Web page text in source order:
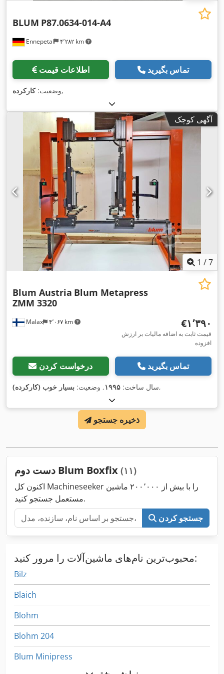
Ennepetal ۴٬۲۸۲ km
BLUM P87.0634-014-A4
اطلاعات قیمت تماس بگیرید
وضعیت:کارکرده ,
آگهی کوچک
1 /7
Malax ۴٬۰۶۷ km
Blum Austria Blum Metapress
ZMM 3320
‎€۱٬۳۹۰
قیمت ثابت به اضافه مالیات بر ارزش
افزوده
درخواست کردن تماس بگیرید
سال ساخت: ۱۹۹۵, وضعیت: بسیار خوب (کارکرده) ,
ذخیره جستجو
دست دوم Blum Boxfix (۱۱)
اکنون کل Machineseeker را با بیش از ۲۰۰٬۰۰۰ ماشین
مستعمل جستجو کنید.
جستجو کردن
محبوب‌ترین نام‌های ماشین‌آلات را مرور کنید:
Bilz
Blaich
Blohm
Blohm 204
Blum Minipress